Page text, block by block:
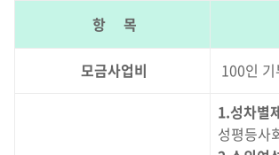
항 목
모금사업비 100인
1.성차별
성평등사